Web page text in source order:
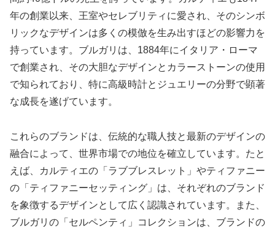
年の創業以来、王室やセレブリティに愛され、そのシンボ
リックなデザインは多くの模倣を生み出すほどの影響力を
持っています。ブルガリは、1884年にイタリア・ローマ
で創業され、その大胆なデザインとカラーストーンの使用
で知られており、特に高級時計とジュエリーの分野で顕著
な成長を遂げています。
これらのブランドは、伝統的な職人技と最新のデザインの
融合によって、世界市場での地位を確立しています。たと
えば、カルティエの「ラブブレスレット」やティファニー
の「ティファニーセッティング」は、それぞれのブランド
を象徴するデザインとして広く認識されています。また、
ブルガリの「セルペンティ」コレクションは、ブランドの